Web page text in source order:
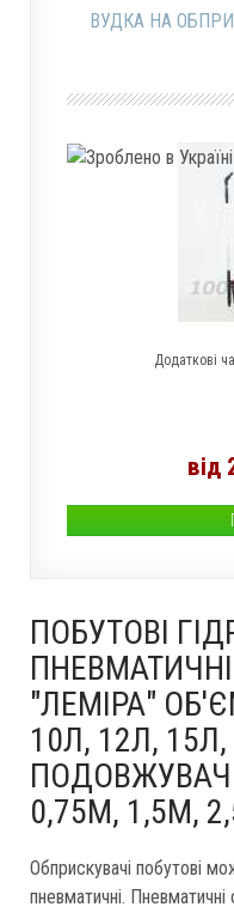
ВУДКА НА
Додаткові
від
ПОБУТОВІ
"ЛЕМІРА"
10Л, 12Л,
0,75М, 1,5М,
Обприскувачі побутові
пневматичні.